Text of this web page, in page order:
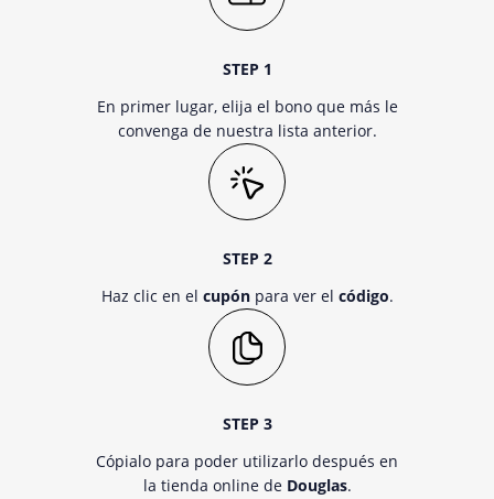
STEP 1
En primer lugar, elija el bono que más le
convenga de nuestra lista anterior.
STEP 2
Haz clic en el cupónpara ver el código.
STEP 3
Cópialo para poder utilizarlo después en
la tienda online de Douglas.